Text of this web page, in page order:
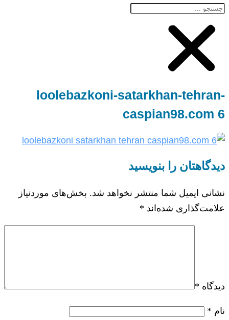
loolebazkoni-satarkhan-tehran-
caspian98.com 6
دیدگاهتان را بنویسید
نشانی ایمیل شما منتشر نخواهد شد. بخش‌های موردنیاز
علامت‌گذاری شده‌اند *
دیدگاه *
نام *